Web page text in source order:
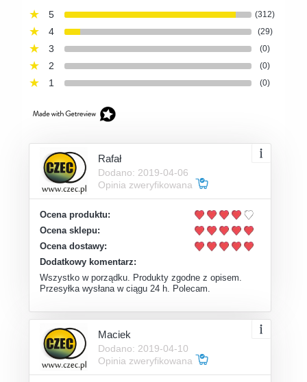
5
(312)
4 (29)
3 (0)
2 (0)
1 (0)
Rafał
Dodano: 2019-04-06
Opinia zweryfikowana
Ocena produktu:
Ocena sklepu:
Ocena dostawy:
Dodatkowy komentarz:
Wszystko w porządku. Produkty zgodne z opisem.
Przesyłka wysłana w ciągu 24 h. Polecam.
Maciek
Dodano: 2019-04-10
Opinia zweryfikowana